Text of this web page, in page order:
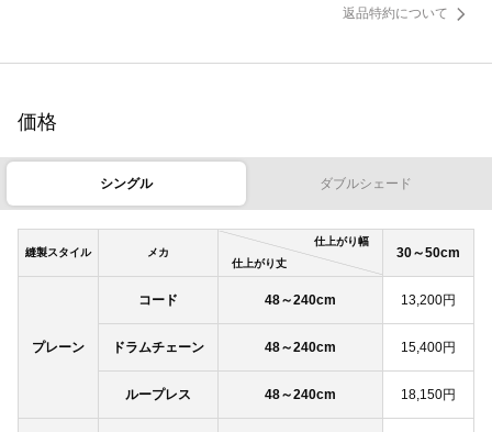
返品特約について
価格
シングル ダブルシェード
縫製スタイル メカ
仕上がり幅
仕上がり丈
30～50cm
プレーン
コード 48～240cm 13,200円
ドラムチェーン 48～240cm 15,400円
ループレス 48～240cm 18,150円